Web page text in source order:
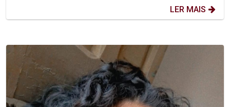
LER MAIS